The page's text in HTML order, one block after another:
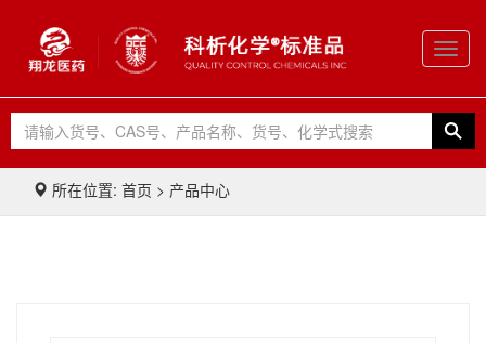
所在位置: 首页 > 产品中心